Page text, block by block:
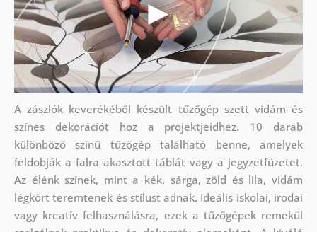
A zászlók keverékéből készült tűzőgép szett vidám és
színes dekorációt hoz a projektjeidhez. 10 darab
különböző színű tűzőgép található benne, amelyek
feldobják a falra akasztott táblát vagy a jegyzetfüzetet.
Az élénk színek, mint a kék, sárga, zöld és lila, vidám
légkört teremtenek és stílust adnak. Ideális iskolai, irodai
vagy kreatív felhasználásra, ezek a tűzőgépek remekül